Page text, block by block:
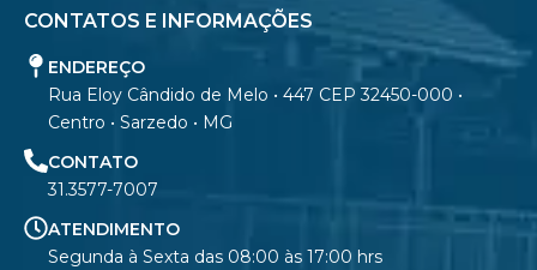
CONTATOS E INFORMAÇÕES
ENDEREÇO
Rua Eloy Cândido de Melo • 447 CEP 32450-000 •
Centro • Sarzedo • MG
CONTATO
31.3577-7007
ATENDIMENTO
Segunda à Sexta das 08:00 às 17:00 hrs